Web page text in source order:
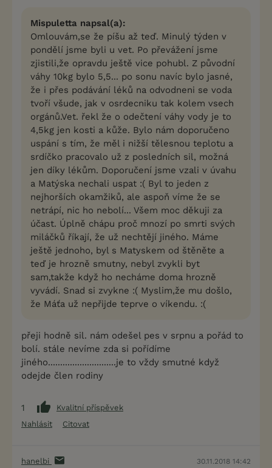
Mispuletta napsal(a):
Omlouvám,se že píšu až teď. Minulý týden v
pondělí jsme byli u vet. Po převážení jsme
zjistili,že opravdu ještě vice pohubl. Z původní
váhy 10kg bylo 5,5... po sonu navíc bylo jasné,
že i přes podávání léků na odvodneni se voda
tvoří všude, jak v osrdecniku tak kolem vsech
orgánů.Vet. řekl že o odečtení váhy vody je to
4,5kg jen kosti a kůže. Bylo nám doporučeno
uspání s tím, že měl i nižší tělesnou teplotu a
srdíčko pracovalo už z posledních sil, možná
jen díky lékům. Doporučení jsme vzali v úvahu
a Matýska nechali uspat :( Byl to jeden z
nejhorších okamžiků, ale aspoň víme že se
netrápí, nic ho nebolí... Všem moc děkuji za
účast. Úplně chápu proč mnozí po smrti svých
miláčků říkají, že už nechtějí jiného. Máme
ještě jednoho, byl s Matyskem od štěněte a
teď je hrozně smutny, nebyl zvykli byt
sam,takže když ho necháme doma hrozně
vyvádí. Snad si zvykne :( Myslim,že mu došlo,
že Máťa už nepřijde teprve o víkendu. :(
přeji hodně sil. nám odešel pes v srpnu a pořád to
bolí. stále nevíme zda si pořídíme
jiného............................je to vždy smutné když
odejde člen rodiny
1
Kvalitní příspěvek
Nahlásit
Citovat
hanelbi 30.11.2018 14:42